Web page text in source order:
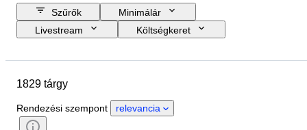
Szűrők
Minimálár
Livestream
Költségkeret
Country of origin
Állapot
Stílus
Szín
1829 tárgy
Rendezési szempont relevancia